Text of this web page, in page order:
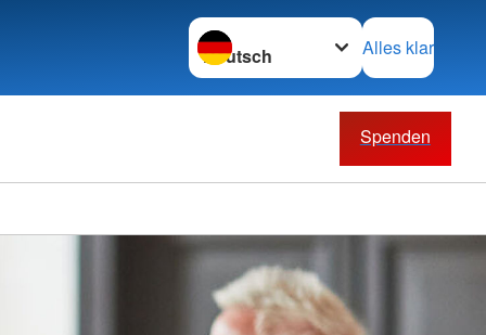
Sprache wechseln zu
Alles klar
Spenden